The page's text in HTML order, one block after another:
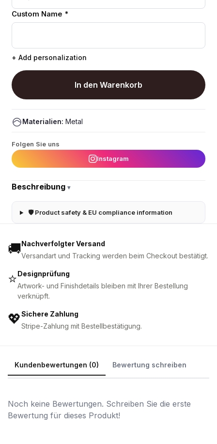
Custom Name *
+ Add personalization
In den Warenkorb
Materialien: Metal
Folgen Sie uns
Instagram
Beschreibung ▾
🛡 Product safety & EU compliance information
🚚Nachverfolgter Versand
Versandart und Tracking werden beim Checkout bestätigt.
⭐Designprüfung
Artwork- und Finishdetails bleiben mit Ihrer Bestellung
verknüpft.
💖Sichere Zahlung
Stripe-Zahlung mit Bestellbestätigung.
Kundenbewertungen (0) Bewertung schreiben
Noch keine Bewertungen. Schreiben Sie die erste
Bewertung für dieses Produkt!